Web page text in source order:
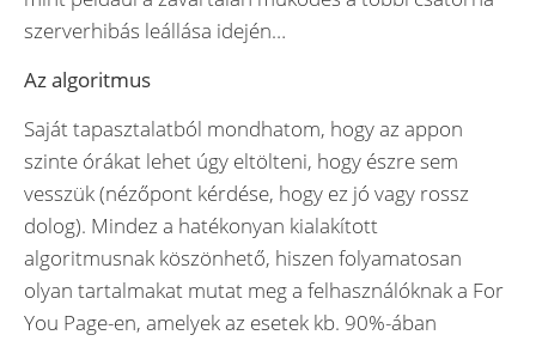
szerverhibás leállása idején…
Az algoritmus
Saját tapasztalatból mondhatom, hogy az appon
szinte órákat lehet úgy eltölteni, hogy észre sem
vesszük (nézőpont kérdése, hogy ez jó vagy rossz
dolog). Mindez a hatékonyan kialakított
algoritmusnak köszönhető, hiszen folyamatosan
olyan tartalmakat mutat meg a felhasználóknak a For
You Page-en, amelyek az esetek kb. 90%-ában